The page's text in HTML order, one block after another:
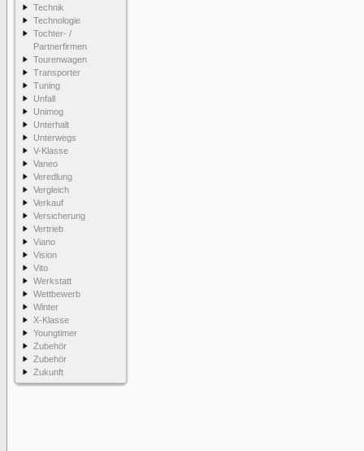
Technik
Technologie
Tochter- /
Partnerfirmen
Tourenwagen
Transporter
Tuning
Unfall
Unimog
Unterhalt
Unterwegs
V-Klasse
Vaneo
Veredlung
Vergleich
Verkauf
Versicherung
Vertrieb
Viano
Vision
Vito
Werkstatt
Wettbewerb
Winter
X-Klasse
Youngtimer
Zubehör
Zubehör
Zukunft